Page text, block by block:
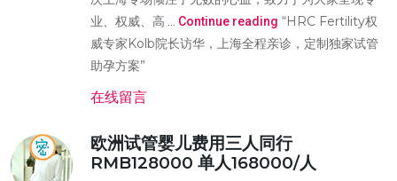
业、权威、高 … Continue reading “HRC Fertility权
威专家Kolb院长访华，上海全程亲诊，定制独家试管
助孕方案”
在线留言
欧洲试管婴儿费用三人同行
RMB128000 单人168000/人